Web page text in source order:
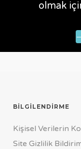
olmak
BILGILENDIRME
Kişisel Verilerin
Site Gizlilik